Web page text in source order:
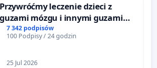
Przywróćmy leczenie dzieci z
guzami mózgu i innymi guzami
litymi do Górnośląskiego
Centrum Zdrowia Dziecka w
7 342 podpisów
100 Podpisy / 24 godzin
25 Jul 2026